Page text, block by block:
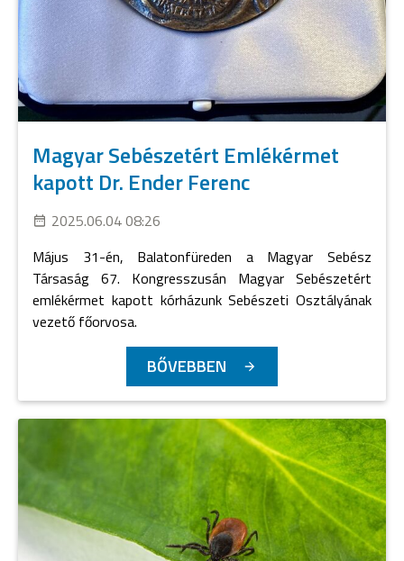
Magyar Sebészetért Emlékérmet
kapott Dr. Ender Ferenc
2025.06.04 08:26
Május 31-én, Balatonfüreden a Magyar Sebész
Társaság 67. Kongresszusán Magyar Sebészetért
emlékérmet kapott kórházunk Sebészeti Osztályának
vezető főorvosa.
BŐVEBBEN